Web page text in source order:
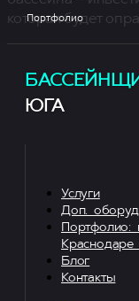
Портфолио
которая будет
ЮГА
Услуги
Доп.
Портфолио:
Блог
Контакты